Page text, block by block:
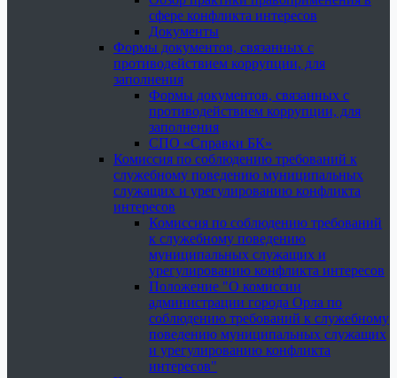
сфере конфликта интересов
Документы
Формы документов, связанных с
противодействием коррупции, для
заполнения
Формы документов, связанных с
противодействием коррупции, для
заполнения
СПО «Справки БК»
Комиссия по соблюдению требований к
служебному поведению муниципальных
служащих и урегулированию конфликта
интересов
Комиссия по соблюдению требований
к служебному поведению
муниципальных служащих и
урегулированию конфликта интересов
Положение "О комиссии
администрации города Орла по
соблюдению требований к служебному
поведению муниципальных служащих
и урегулированию конфликта
интересов"